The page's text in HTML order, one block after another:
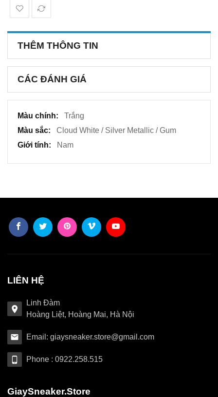
THÊM THÔNG TIN
CÁC ĐÁNH GIÁ
Thêm
thông
Trắng
Cloud White / Silver Metallic / Gum
Nam
LIÊN HỆ
Linh Đàm
Hoàng Liệt, Hoàng Mai, Hà Nội
Email: giaysneaker.store@gmail.com
Phone : 0922.258.515
GiaySneaker.Store